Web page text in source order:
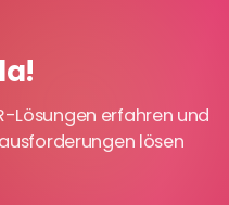
Lösungen erfahren und
lösen